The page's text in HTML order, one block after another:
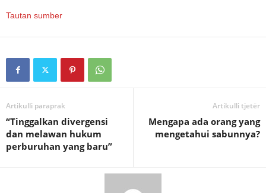
Tautan sumber
Artikulli paraprak
“Tinggalkan divergensi
dan melawan hukum
perburuhan yang baru”
Artikulli tjetër
Mengapa ada orang yang
mengetahui sabunnya?